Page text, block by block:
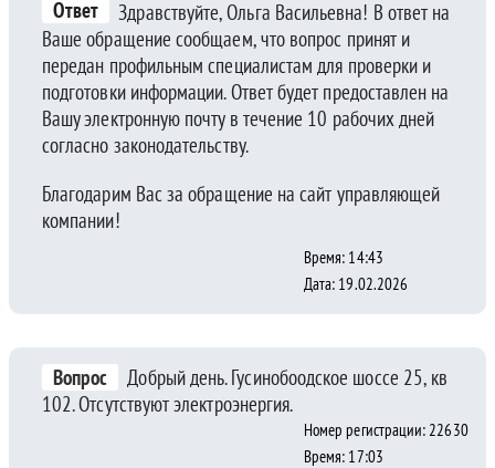
Ответ
Здравствуйте, Ольга Васильевна! В ответ на
Ваше обращение сообщаем, что вопрос принят и
передан профильным специалистам для проверки и
подготовки информации. Ответ будет предоставлен на
Вашу электронную почту в течение 10 рабочих дней
согласно законодательству.
Благодарим Вас за обращение на сайт управляющей
компании!
Время: 14:43
Дата: 19.02.2026
Вопрос
Добрый день. Гусинобоодское шоссе 25, кв
102. Отсутствуют электроэнергия.
Номер регистрации: 22630
Время: 17:03